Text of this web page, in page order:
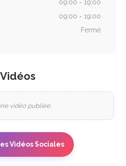
09:00 - 19:00
09:00 - 19:00
Fermé
Vidéos
vidéo publiée.
Vidéos Sociales